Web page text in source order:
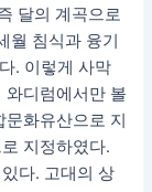
월 침식과 융기
. 이렇게 사막
와디럼에서만 볼
화유산으로 지
지정하였다.
다. 고대의 상